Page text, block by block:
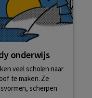
onderwijs
veel scholen naar
te maken. Ze
scherpen